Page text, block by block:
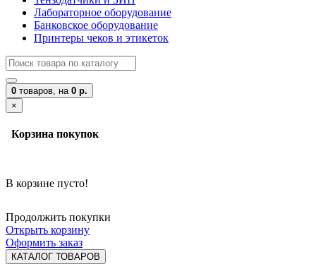
Лабораторное оборудование
Банковское оборудование
Принтеры чеков и этикеток
0 товаров, на 0 р.
×
Корзина покупок
В корзине пусто!
Продолжить покупки
Открыть корзину
Оформить заказ
КАТАЛОГ ТОВАРОВ